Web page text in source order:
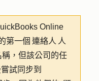
Online
第一個 連絡人 人
，但該公司的任
試同步到